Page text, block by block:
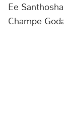
Ee
Champe